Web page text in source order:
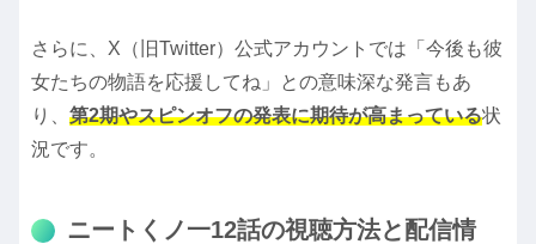
さらに、X（旧Twitter）公式アカウントでは「今後も彼
女たちの物語を応援してね」との意味深な発言もあ
り、 第2期やスピンオフの発表に期待が高まっている状
況です。
ニートくノ一12話の視聴方法と配信情